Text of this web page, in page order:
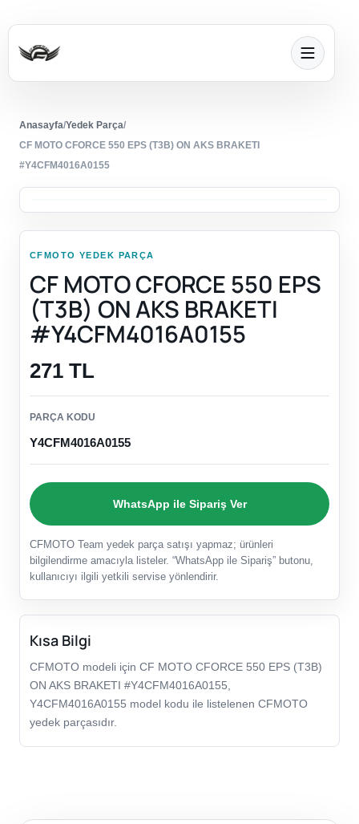
Anasayfa/Yedek Parça/
CF MOTO CFORCE 550 EPS (T3B) ON AKS BRAKETI
#Y4CFM4016A0155
CFMOTO YEDEK PARÇA
CF MOTO CFORCE 550 EPS
(T3B) ON AKS BRAKETI
#Y4CFM4016A0155
271 TL
PARÇA KODU
Y4CFM4016A0155
WhatsApp ile Sipariş Ver
CFMOTO Team yedek parça satışı yapmaz; ürünleri
bilgilendirme amacıyla listeler. “WhatsApp ile Sipariş” butonu,
kullanıcıyı ilgili yetkili servise yönlendirir.
Kısa Bilgi
CFMOTO modeli için CF MOTO CFORCE 550 EPS (T3B)
ON AKS BRAKETI #Y4CFM4016A0155,
Y4CFM4016A0155 model kodu ile listelenen CFMOTO
yedek parçasıdır.